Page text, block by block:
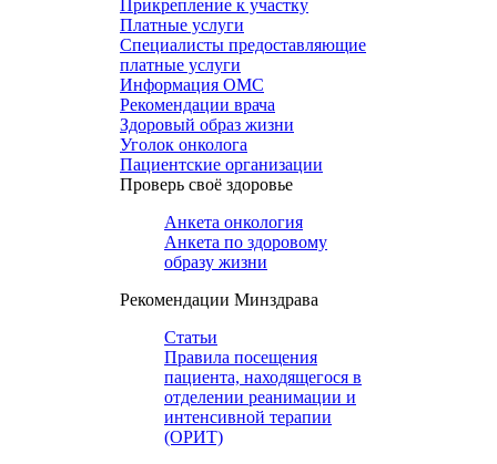
Прикрепление к участку
Платные услуги
Специалисты предоставляющие
платные услуги
Информация ОМС
Рекомендации врача
Здоровый образ жизни
Уголок онколога
Пациентские организации
Проверь своё здоровье
Анкета онкология
Анкета по здоровому
образу жизни
Рекомендации Минздрава
Статьи
Правила посещения
пациента, находящегося в
отделении реанимации и
интенсивной терапии
(ОРИТ)